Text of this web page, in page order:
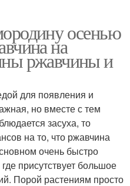
осенью
на
ржавчины и
для появления и
но вместе с тем
засуха, то
на то, что ржавчина
очень быстро
присутствует большое
Порой растениям просто